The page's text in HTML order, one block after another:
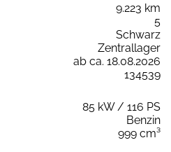
9.223 km
5
Schwarz
Zentrallager
ab ca. 18.08.2026
134539
85 kW / 116 PS
Benzin
999 cm³